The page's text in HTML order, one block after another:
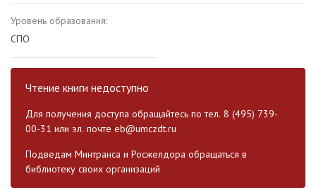
Уровень образования:
СПО
Чтение книги недоступно
Для получения доступа обращайтесь по тел. 8 (495) 739-
00-31 или эл. почте eb@umczdt.ru
Подведам Минтранса и Росжелдора обращаться в
библиотеку своих организаций